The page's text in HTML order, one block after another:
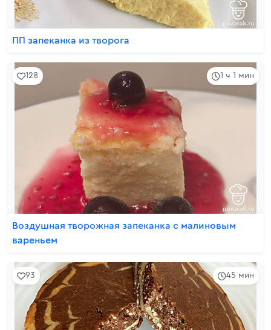
ПП запеканка из творога
1 ч 1 мин
128
Воздушная творожная запеканка с малиновым
вареньем
45 мин
93